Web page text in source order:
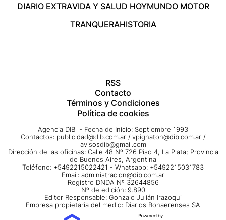
DIARIO EXTRAVIDA Y SALUD HOYMUNDO MOTOR
TRANQUERAHISTORIA
RSS
Contacto
Términos y Condiciones
Política de cookies
Agencia DIB - Fecha de Inicio: Septiembre 1993
Contactos: publicidad@dib.com.ar / vpignaton@dib.com.ar /
avisosdib@gmail.com
Dirección de las oficinas: Calle 48 Nº 726 Piso 4, La Plata; Provincia
de Buenos Aires, Argentina
Teléfono: +5492215022421 - Whatsapp: +5492215031783
Email: administracion@dib.com.ar
Registro DNDA Nº 32644856
Nº de edición: 9.890
Editor Responsable: Gonzalo Julián Irazoqui
Empresa propietaria del medio: Diarios Bonaerenses SA